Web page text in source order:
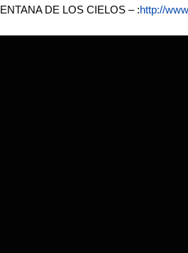
DE LOS CIELOS – :http://